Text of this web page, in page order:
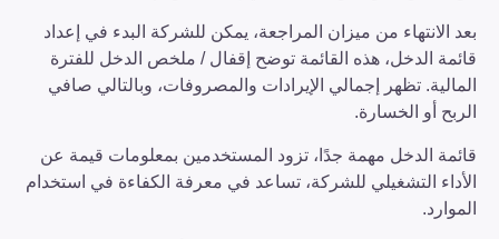
بعد الانتهاء من ميزان المراجعة، يمكن للشركة البدء في إعداد
قائمة الدخل، هذه القائمة توضح إقفال / ملخص الدخل للفترة
المالية. تظهر إجمالي الإيرادات والمصروفات، وبالتالي صافي
الربح أو الخسارة.
قائمة الدخل مهمة جدًا، تزود المستخدمين بمعلومات قيمة عن
الأداء التشغيلي للشركة، تساعد في معرفة الكفاءة في استخدام
الموارد.